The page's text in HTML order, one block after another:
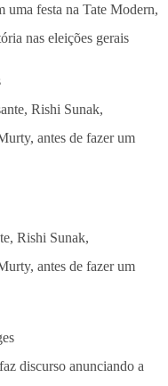
uma festa na Tate Modern,
nas eleições gerais
Rishi Sunak,
antes de fazer um